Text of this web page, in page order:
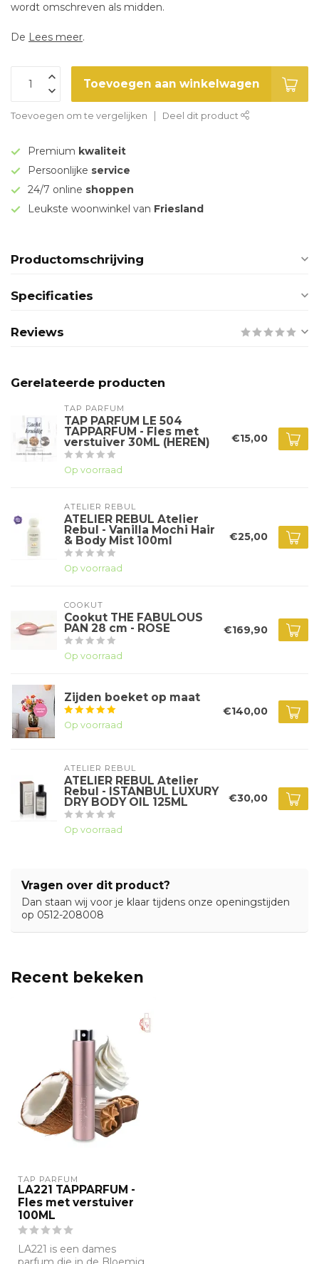
wordt omschreven als midden.
De Lees meer.
Toevoegen aan winkelwagen
Toevoegen om te vergelijken Deel dit product
Premium kwaliteit
Persoonlijke service
24/7 online shoppen
Leukste woonwinkel van Friesland
Productomschrijving
Specificaties
Reviews
Gerelateerde producten
TAP PARFUM
TAP PARFUM LE 504
TAPPARFUM - Fles met
verstuiver 30ML (HEREN)
Op voorraad
€15,00
ATELIER REBUL
ATELIER REBUL Atelier
Rebul - Vanilla Mochi Hair
& Body Mist 100ml
Op voorraad
€25,00
COOKUT
Cookut THE FABULOUS
PAN 28 cm - ROSE
Op voorraad
€169,90
Zijden boeket op maat
Op voorraad
€140,00
ATELIER REBUL
ATELIER REBUL Atelier
Rebul - ISTANBUL LUXURY
DRY BODY OIL 125ML
Op voorraad
€30,00
Vragen over dit product?
Dan staan wij voor je klaar tijdens onze openingstijden
op 0512-208008
Recent bekeken
TAP PARFUM
LA221 TAPPARFUM -
Fles met verstuiver
100ML
LA221 is een dames